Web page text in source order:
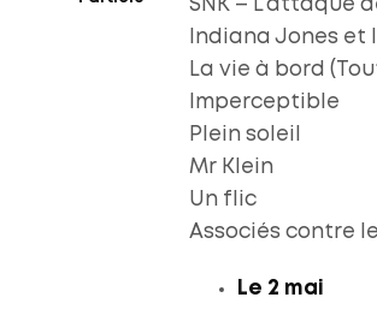
SNK – L’attaque
Indiana Jones et
La vie à bord
Imperceptible
Plein soleil
Mr Klein
Un flic
Associés contre le
Le 2 mai